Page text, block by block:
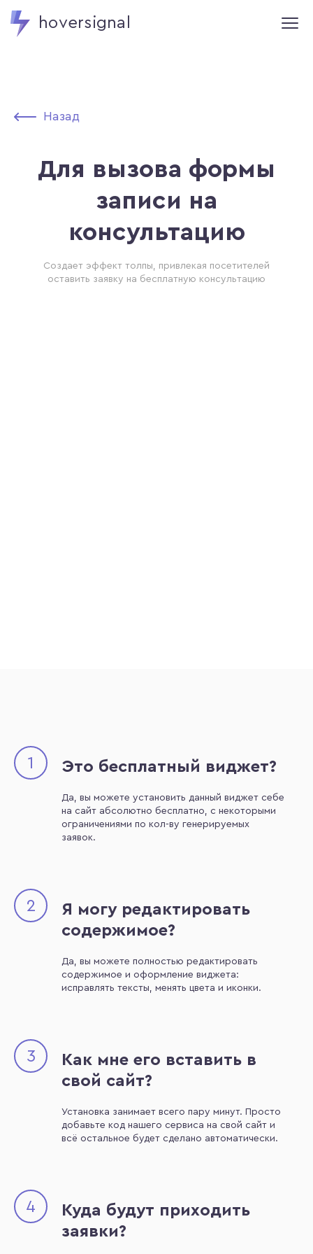
hoversignal
Назад
Для вызова формы
записи на
консультацию
Создает эффект толпы, привлекая посетителей
оставить заявку на бесплатную консультацию
1 Это бесплатный виджет?
Да, вы можете установить данный виджет себе
на сайт абсолютно бесплатно, с некоторыми
ограничениями по кол-ву генерируемых
заявок.
2
Я могу редактировать
содержимое?
Да, вы можете полностью редактировать
содержимое и оформление виджета:
исправлять тексты, менять цвета и иконки.
3
Как мне его вставить в
свой сайт?
Установка занимает всего пару минут. Просто
добавьте код нашего сервиса на свой сайт и
всё остальное будет сделано автоматически.
4
Куда будут приходить
заявки?